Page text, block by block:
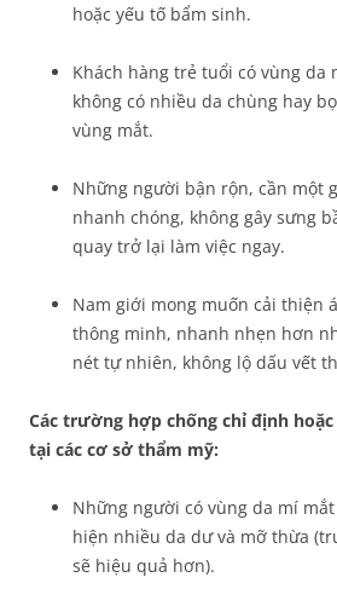
hoặc yếu tố bẩm sinh.
Khách hàng trẻ tuổi có vùng da
không có nhiều da chùng hay
vùng mắt.
Những người bận rộn, cần một
nhanh chóng, không gây sưng
quay trở lại làm việc ngay.
Nam giới mong muốn cải thiện
thông minh, nhanh nhẹn hơn
nét tự nhiên, không lộ dấu vết
Các trường hợp chống chỉ định
tại các cơ sở thẩm mỹ:
Những người có vùng da mí
hiện nhiều da dư và mỡ thừa
sẽ hiệu quả hơn).